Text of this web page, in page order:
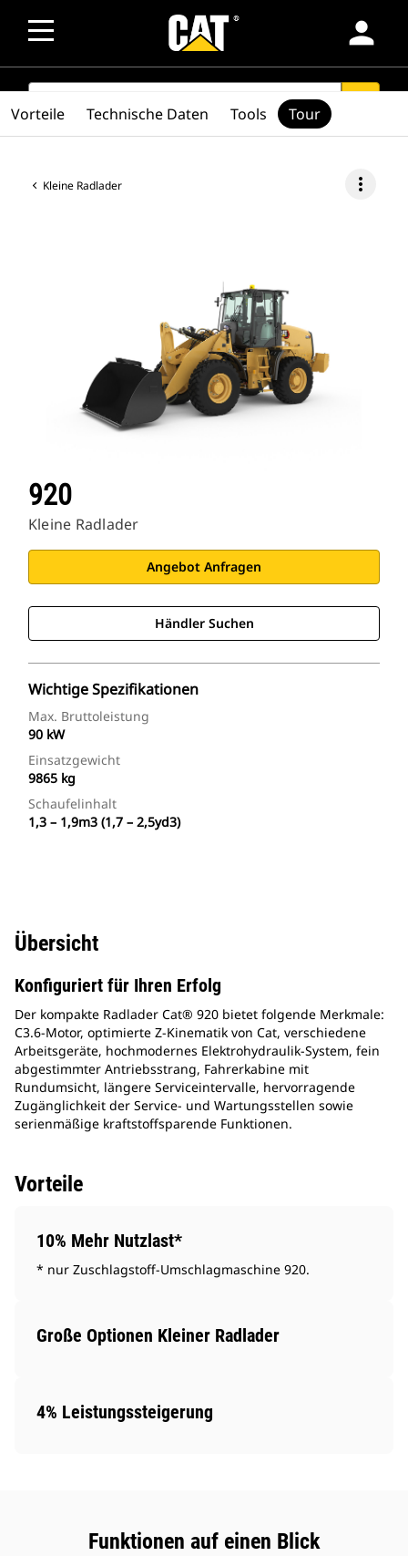
person
SEARCH
Kleine Radlader more_vert
920
Kleine Radlader
Angebot Anfragen
Händler Suchen
Wichtige Spezifikationen
Max. Bruttoleistung
90 kW
Einsatzgewicht
9865 kg
Schaufelinhalt
1,3 – 1,9m3 (1,7 – 2,5yd3)
Vorteile Technische Daten Tools Tour
Übersicht
Konfiguriert für Ihren Erfolg
Der kompakte Radlader Cat® 920 bietet folgende Merkmale:
C3.6-Motor, optimierte Z-Kinematik von Cat, verschiedene
Arbeitsgeräte, hochmodernes Elektrohydraulik-System, fein
abgestimmter Antriebsstrang, Fahrerkabine mit
Rundumsicht, längere Serviceintervalle, hervorragende
Zugänglichkeit der Service- und Wartungsstellen sowie
serienmäßige kraftstoffsparende Funktionen.
Vorteile
10% Mehr Nutzlast*
* nur Zuschlagstoff-Umschlagmaschine 920.
Große Optionen Kleiner Radlader
4% Leistungssteigerung
Funktionen auf einen Blick